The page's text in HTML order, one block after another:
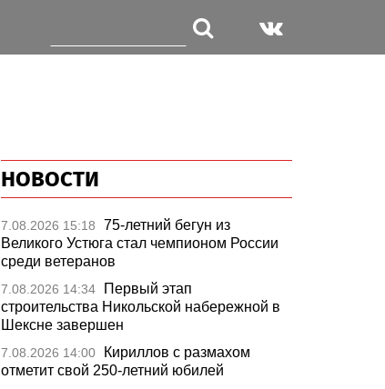
НОВОСТИ
7.08.2026 15:18
75-летний бегун из
Великого Устюга стал чемпионом России
среди ветеранов
7.08.2026 14:34
Первый этап
строительства Никольской набережной в
Шексне завершен
7.08.2026 14:00
Кириллов с размахом
отметит свой 250-летний юбилей